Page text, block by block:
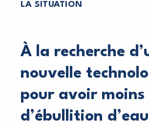
LA SITUATION
À la recherche
nouvelle
pour avoir moins
d’ébullition d’eau